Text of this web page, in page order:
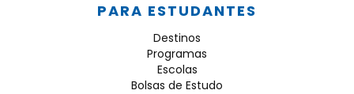
PARA ESTUDANTES
Destinos
Programas
Escolas
Bolsas de Estudo